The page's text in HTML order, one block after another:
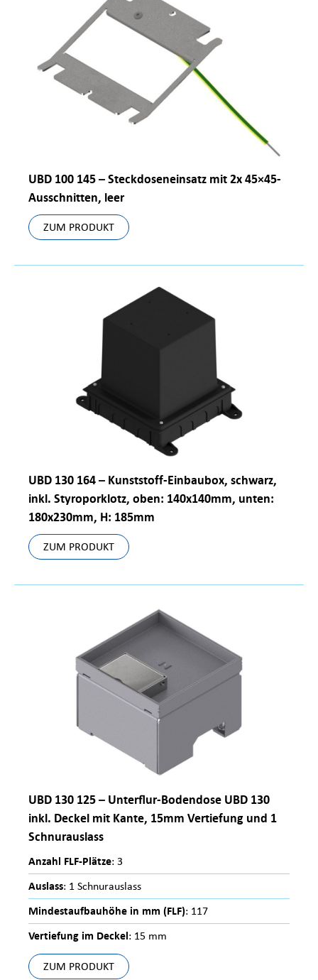
UBD 100 145 – Steckdoseneinsatz mit 2x 45×45-
Ausschnitten, leer
ZUM PRODUKT
UBD 130 164 – Kunststoff-Einbaubox, schwarz,
inkl. Styroporklotz, oben: 140x140mm, unten:
180x230mm, H: 185mm
ZUM PRODUKT
UBD 130 125 – Unterflur-Bodendose UBD 130
inkl. Deckel mit Kante, 15mm Vertiefung und 1
Schnurauslass
Anzahl FLF-Plätze: 3
Auslass: 1 Schnurauslass
Mindestaufbauhöhe in mm (FLF): 117
Vertiefung im Deckel: 15 mm
ZUM PRODUKT